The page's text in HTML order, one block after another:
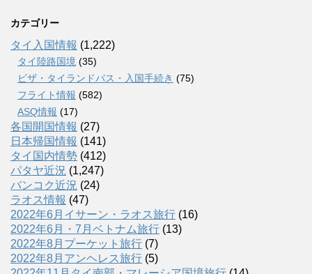
カテゴリー
タイ入国情報 (1,222)
タイ陸路国境 (35)
ビザ・タイランドパス・入国手続き (75)
フライト情報 (582)
ASQ情報 (17)
各国開国情報 (27)
日本帰国情報 (141)
タイ国内情勢 (412)
パタヤ近況 (1,247)
バンコク近況 (24)
ラオス情報 (47)
2022年6月イサーン・ラオス旅行 (16)
2022年6月・7月ベトナム旅行 (13)
2022年8月プーケット旅行 (7)
2022年8月アンヘレス旅行 (5)